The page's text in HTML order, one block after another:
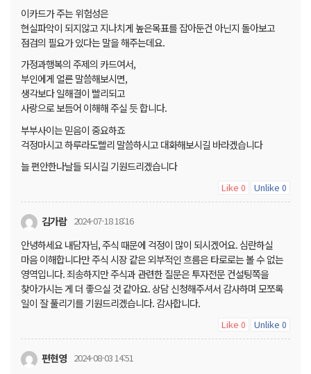
이카드가 주는 위험성은
현실파악이 되지않고 지나치게 높은목표를 잡아둔건 아닌지 돌아보고
점검의 필요가 있다는 말을 해주는데요.
가정과행복의 주제의 카드여서,
부인에게 얼른 말씀해보시면,
생각보다 일해결이 빨리되고
사랑으로 보듬어 이해해 주실 듯 합니다.
부부사이는 믿음이 중요하죠
걱정마시고 하루라도빨리 말씀하시고 대화해보시길 바라겠습니다
늘 편안한나날들 되시길 기원드리겠습니다
Like 0 Unlike 0
김가람 2024-07-18 18:16
안녕하세요 내담자님, 주식 때문에 걱정이 많이 되시겠어요. 심란하실
마음 이해합니다만 주식 시장 같은 외부적인 흐름은 타로로는 볼 수 없는
영역입니다. 죄송하지만 주식과 관련한 질문은 투자전문 컨설팅쪽을
찾아가시는 게 더 좋으실 것 같아요. 상담 신청해주셔서 감사하며 모쪼록
일이 잘 풀리기를 기원드리겠습니다. 감사합니다.
Like 0 Unlike 0
편현영 2024-08-03 14:51